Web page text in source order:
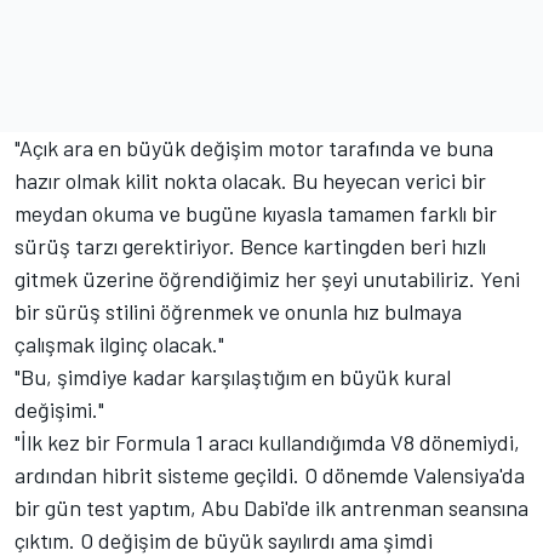
"Açık ara en büyük değişim motor tarafında ve buna
hazır olmak kilit nokta olacak. Bu heyecan verici bir
meydan okuma ve bugüne kıyasla tamamen farklı bir
sürüş tarzı gerektiriyor. Bence kartingden beri hızlı
gitmek üzerine öğrendiğimiz her şeyi unutabiliriz. Yeni
bir sürüş stilini öğrenmek ve onunla hız bulmaya
çalışmak ilginç olacak."
"Bu, şimdiye kadar karşılaştığım en büyük kural
değişimi."
"İlk kez bir Formula 1 aracı kullandığımda V8 dönemiydi,
ardından hibrit sisteme geçildi. O dönemde Valensiya'da
bir gün test yaptım, Abu Dabi'de ilk antrenman seansına
çıktım. O değişim de büyük sayılırdı ama şimdi